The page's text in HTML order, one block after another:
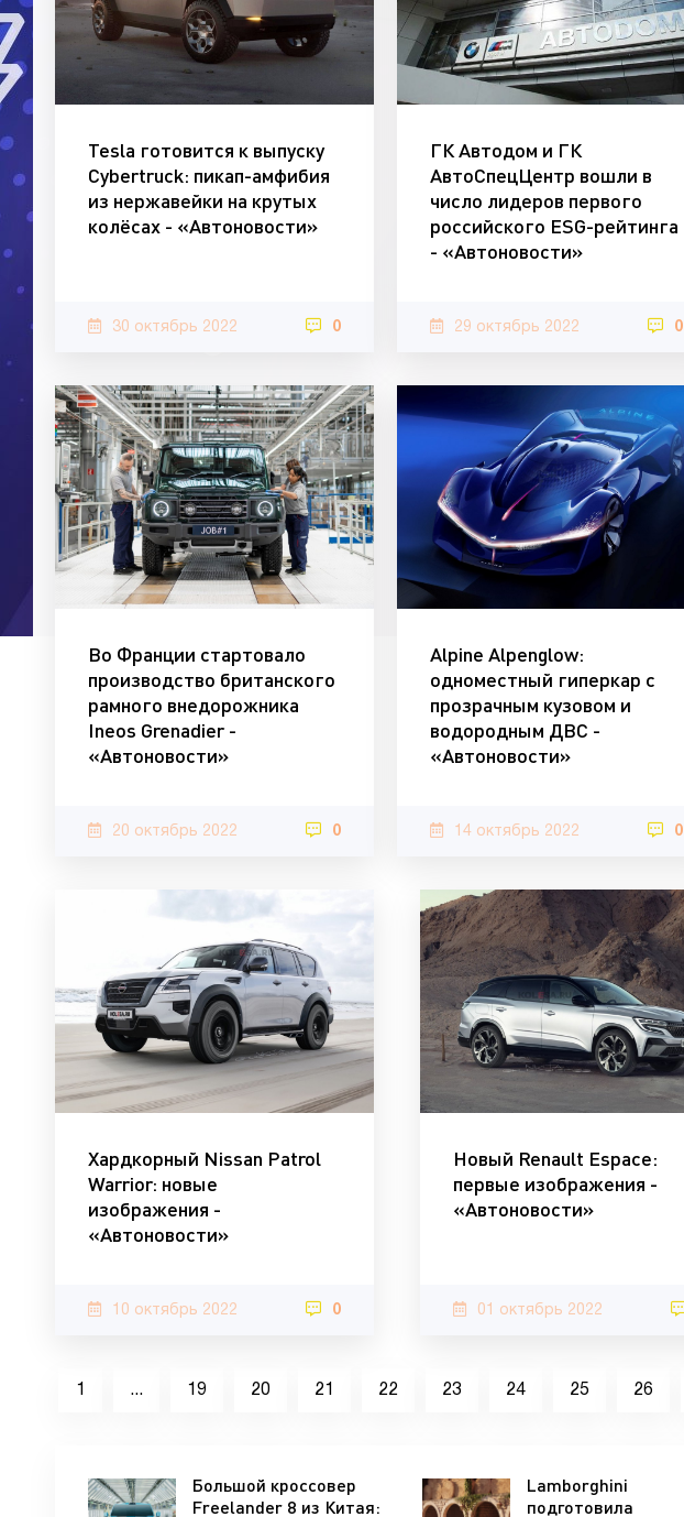
Tesla готовится к выпуску
Cybertruck: пикап-амфибия
из нержавейки на крутых
колёсах - «Автоновости»
30 октябрь 2022 0
ГК Автодом и ГК
АвтоСпецЦентр вошли в
число лидеров первого
российского ESG-рейтинга
- «Автоновости»
29 октябрь 2022 0
Во Франции стартовало
производство британского
рамного внедорожника
Ineos Grenadier -
«Автоновости»
20 октябрь 2022 0
Alpine Alpenglow:
одноместный гиперкар с
прозрачным кузовом и
водородным ДВС -
«Автоновости»
14 октябрь 2022 0
Хардкорный Nissan Patrol
Warrior: новые
изображения -
«Автоновости»
10 октябрь 2022 0
Новый Renault Espace:
первые изображения -
«Автоновости»
01 октябрь 2022
1 ... 19 20 21 22 23 24 25 26
Большой кроссовер
Freelander 8 из Китая:
Lamborghini
подготовила